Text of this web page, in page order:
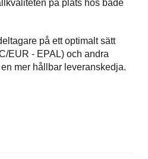
på plats hos både
på ett optimalt sätt
EUR - EPAL) och andra
mer hållbar leveranskedja.